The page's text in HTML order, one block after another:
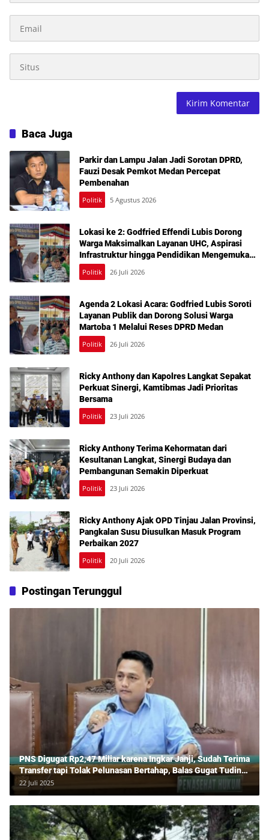
Baca Juga
Parkir dan Lampu Jalan Jadi Sorotan DPRD,
Fauzi Desak Pemkot Medan Percepat
Pembenahan
Politik 5 Agustus 2026
Lokasi ke 2: Godfried Effendi Lubis Dorong
Warga Maksimalkan Layanan UHC, Aspirasi
Infrastruktur hingga Pendidikan Mengemuka
dalam Reses Medan Amplas
Politik 26 Juli 2026
Agenda 2 Lokasi Acara: Godfried Lubis Soroti
Layanan Publik dan Dorong Solusi Warga
Martoba 1 Melalui Reses DPRD Medan
Politik 26 Juli 2026
Ricky Anthony dan Kapolres Langkat Sepakat
Perkuat Sinergi, Kamtibmas Jadi Prioritas
Bersama
Politik 23 Juli 2026
Ricky Anthony Terima Kehormatan dari
Kesultanan Langkat, Sinergi Budaya dan
Pembangunan Semakin Diperkuat
Politik 23 Juli 2026
Ricky Anthony Ajak OPD Tinjau Jalan Provinsi,
Pangkalan Susu Diusulkan Masuk Program
Perbaikan 2027
Politik 20 Juli 2026
Postingan Terunggul
PNS Digugat Rp2,47 Miliar karena Ingkar Janji, Sudah Terima
Transfer tapi Tolak Pelunasan Bertahap, Balas Gugat Tuding
Lawan Tipu Rp850 Juta
22 Juli 2025